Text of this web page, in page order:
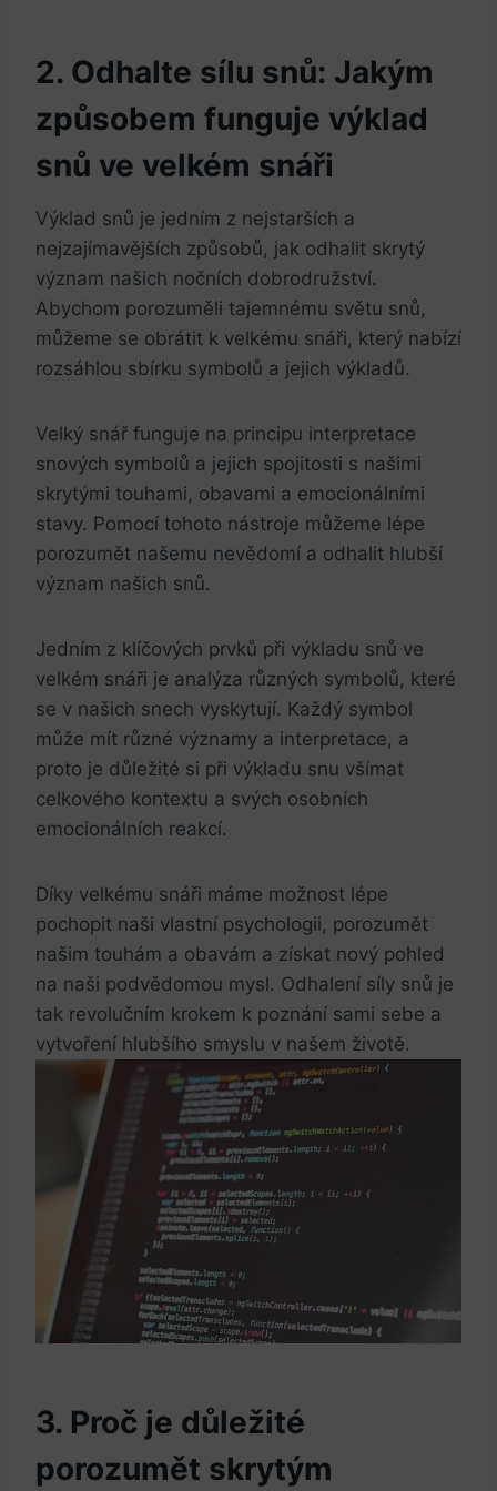
2. Odhalte sílu snů: Jakým
způsobem ⁤funguje výklad
snů ve⁢ velkém snáři
Výklad snů‍ je jedním ‌z nejstarších a
nejzajímavějších způsobů, jak odhalit ‌skrytý
význam našich nočních dobrodružství.
Abychom porozuměli tajemnému světu⁤ snů,
můžeme ⁣se obrátit ⁤k velkému snáři, který nabízí
rozsáhlou​ sbírku symbolů a jejich ​výkladů.
Velký snář funguje na principu ⁣interpretace
snových symbolů ⁤a jejich‌ spojitosti s našimi
skrytými touhami,‌ obavami a​ emocionálními
stavy. Pomocí tohoto‍ nástroje můžeme ‍lépe
porozumět našemu nevědomí ⁤a ‍odhalit hlubší
význam našich snů.
Jedním z klíčových⁣ prvků⁢ při⁢ výkladu ​snů‌ ve
velkém ⁢snáři je ⁢analýza⁣ různých symbolů, které
se v našich snech⁢ vyskytují. Každý ‌symbol
‍může mít⁤ různé ⁣významy a interpretace, a⁤
proto je důležité si při výkladu snu ⁢všímat
celkového kontextu a ⁤svých⁢ osobních
emocionálních reakcí.
Díky velkému snáři máme možnost lépe‌
pochopit⁤ naši vlastní psychologii, porozumět
našim touhám a obavám a získat nový pohled
⁢na naši podvědomou mysl. Odhalení síly⁤ snů je
tak revolučním ‌krokem⁤ k poznání sami ⁢sebe ‌a
vytvoření hlubšího smyslu v našem životě.
3. Proč je důležité
porozumět skrytým